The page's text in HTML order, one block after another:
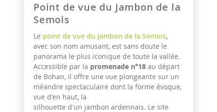
Point de vue du Jambon de la
Semois
Le point de vue du Jambon de la Semois,
avec son nom amusant, est sans doute le
panorama le plus iconique de toute la vallée.
Accessible par la promenade n°18 au départ
de Bohan, il offre une vue plongeante sur un
méandre spectaculaire dont la forme évoque,
vue d'en haut, la
silhouette d'un jambon ardennais. Le site